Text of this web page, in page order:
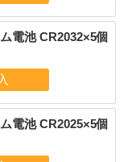
電池 CR2032×5個
電池 CR2025×5個